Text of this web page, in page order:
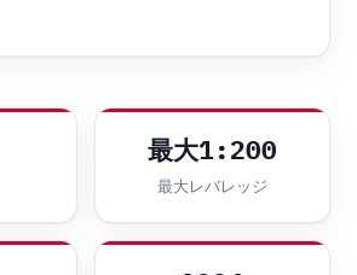
最大1:200
最大レバレッジ